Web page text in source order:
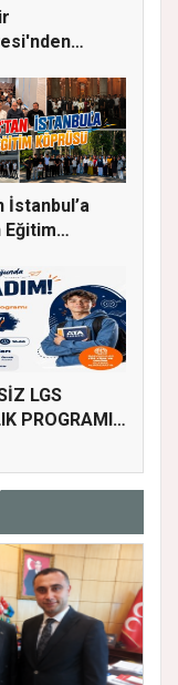
İstanbul’a
Eğitim
LGS
PROGRAMI